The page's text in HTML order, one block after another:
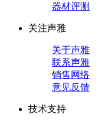
器材评测
关注声雅
关于声雅
联系声雅
销售网络
意见反馈
技术支持